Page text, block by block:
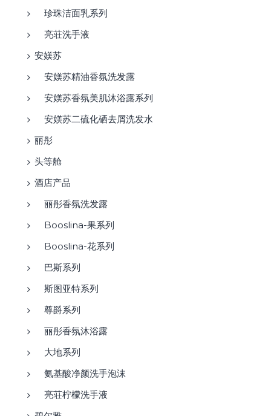
珍珠洁面乳系列
亮荘洗手液
安媄苏
安媄苏精油香氛洗发露
安媄苏香氛美肌沐浴露系列
安媄苏二硫化硒去屑洗发水
丽彤
头等舱
酒店产品
丽彤香氛洗发露
Booslina-果系列
Booslina-花系列
巴斯系列
斯图亚特系列
尊爵系列
丽彤香氛沐浴露
大地系列
氨基酸净颜洗手泡沫
亮荘柠檬洗手液